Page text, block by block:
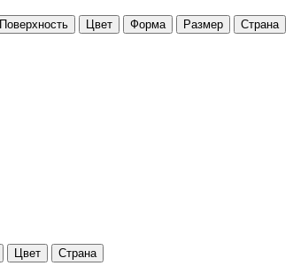
Поверхность Цвет Форма Размер Страна
Цвет Страна